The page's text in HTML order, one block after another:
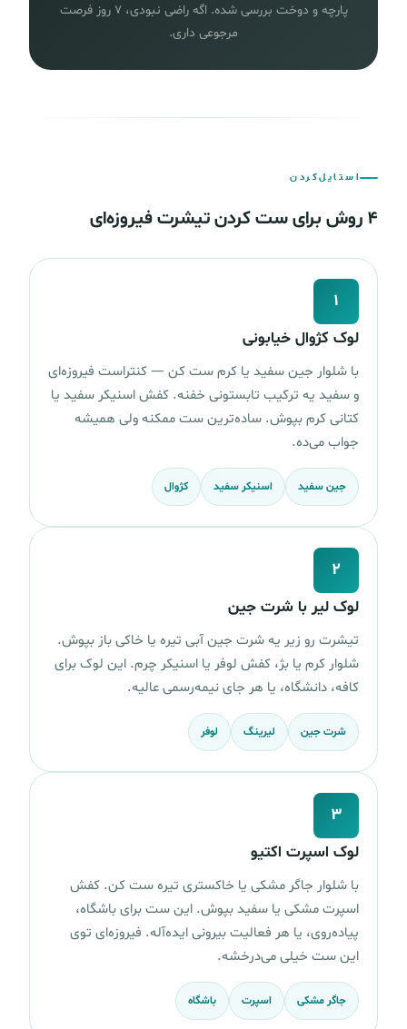
پارچه و دوخت بررسی شده. اگه راضی نبودی، ۷ روز فرصت
مرجوعی داری.
استایل‌کردن
۴ روش برای ست کردن تیشرت فیروزه‌ای
۱
لوک کژوال خیابونی
با شلوار جین سفید یا کرم ست کن — کنتراست فیروزه‌ای
و سفید یه ترکیب تابستونی خفنه. کفش اسنیکر سفید یا
کتانی کرم بپوش. ساده‌ترین ست ممکنه ولی همیشه
جواب می‌ده.
جین سفید اسنیکر سفید کژوال
۲
لوک لیر با شرت جین
تیشرت رو زیر یه شرت جین آبی تیره یا خاکی باز بپوش.
شلوار کرم یا بژ، کفش لوفر یا اسنیکر چرم. این لوک برای
کافه، دانشگاه، یا هر جای نیمه‌رسمی عالیه.
شرت جین لیرینگ لوفر
۳
لوک اسپرت اکتیو
با شلوار جاگر مشکی یا خاکستری تیره ست کن. کفش
اسپرت مشکی یا سفید بپوش. این ست برای باشگاه،
پیاده‌روی، یا هر فعالیت بیرونی ایده‌آله. فیروزه‌ای توی
این ست خیلی می‌درخشه.
جاگر مشکی اسپرت باشگاه